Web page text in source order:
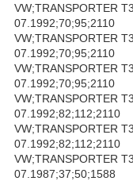
VW;TRANSPORTER
07.1992;70;95;2110
VW;TRANSPORTER
07.1992;70;95;2110
VW;TRANSPORTER
07.1992;70;95;2110
VW;TRANSPORTER
07.1992;82;112;2110
VW;TRANSPORTER
07.1992;82;112;2110
VW;TRANSPORTER
07.1987;37;50;1588